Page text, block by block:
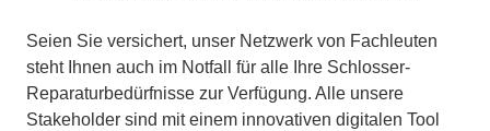
Seien Sie versichert, unser Netzwerk von Fachleuten
steht Ihnen auch im Notfall für alle Ihre Schlosser-
Reparaturbedürfnisse zur Verfügung. Alle unsere
Stakeholder sind mit einem innovativen digitalen Tool